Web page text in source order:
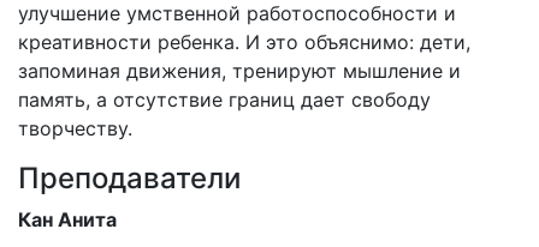
улучшение умственной работоспособности и
креативности ребенка. И это объяснимо: дети,
запоминая движения, тренируют мышление и
память, а отсутствие границ дает свободу
творчеству.
Преподаватели
Кан Анита